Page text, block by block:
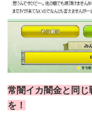
常闇イカ闇金と同
を！